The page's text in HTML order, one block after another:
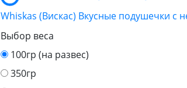
Whiskas (Вискас) Вкусные подушечки с
Выбор веса
100гр (на развес)
350гр